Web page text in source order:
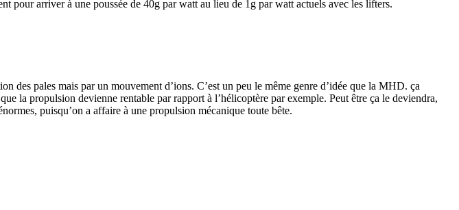
pour arriver à une poussée de 40g par watt au lieu de 1g par watt actuels avec les lifters.
des pales mais par un mouvement d’ions. C’est un peu le même genre d’idée que la MHD. ça
la propulsion devienne rentable par rapport à l’hélicoptère par exemple. Peut être ça le deviendra,
puisqu’on a affaire à une propulsion mécanique toute bête.